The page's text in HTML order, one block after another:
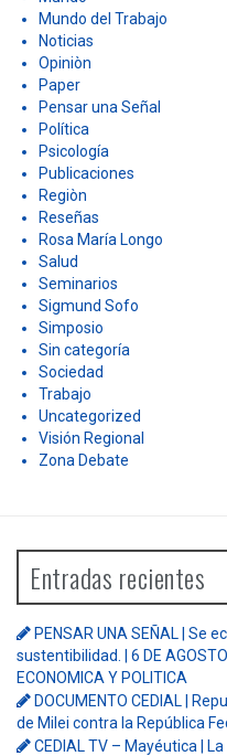
idioma
In Memorian
Investigación
linguística
Matemática
Memoria
Multimedia
Mundo
Mundo del Trabajo
Noticias
Opiniòn
Paper
Pensar una Señal
Política
Psicología
Publicaciones
Regiòn
Reseñas
Rosa María Longo
Salud
Seminarios
Uncategorized
Visión Regional
Zona Debate
Entradas recientes